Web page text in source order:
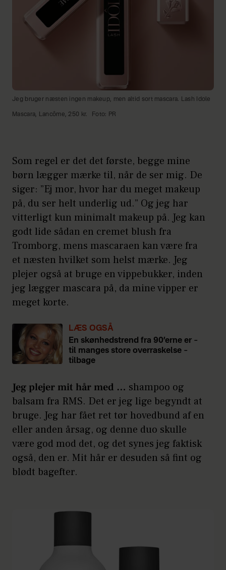
Jeg bruger næsten ingen makeup, men altid sort mascara. Lash Idole
Mascara, Lancôme, 250 kr. Foto: PR
Som regel er det det første, begge mine
børn lægger mærke til, når de ser mig. De
siger: ”Ej mor, hvor har du meget makeup
på, du ser helt underlig ud.” Og jeg har
vitterligt kun minimalt makeup på. Jeg kan
godt lide sådan en cremet blush fra
Tromborg, mens mascaraen kan være fra
et næsten hvilket som helst mærke. Jeg
plejer også at bruge en vippebukker, inden
jeg lægger mascara på, da mine vipper er
meget korte.
LÆS OGSÅ
En skønhedstrend fra 90’erne er –
til manges store overraskelse –
tilbage
Jeg plejer mit hår med … shampoo og
balsam fra RMS. Det er jeg lige begyndt at
bruge. Jeg har fået ret tør hovedbund af en
eller anden årsag, og denne duo skulle
være god mod det, og det synes jeg faktisk
også, den er. Mit hår er desuden så fint og
blødt bagefter.